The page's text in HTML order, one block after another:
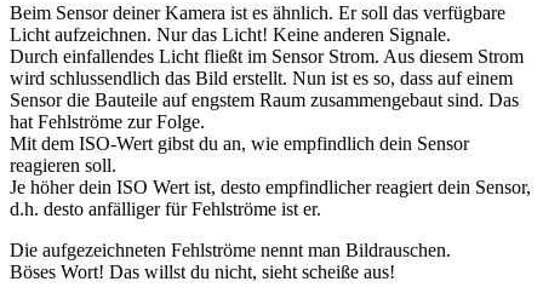
Beim Sensor deiner Kamera ist es ähnlich. Er soll das verfügbare
Licht aufzeichnen. Nur das Licht! Keine anderen Signale.
Durch einfallendes Licht fließt im Sensor Strom. Aus diesem Strom
wird schlussendlich das Bild erstellt. Nun ist es so, dass auf einem
Sensor die Bauteile auf engstem Raum zusammengebaut sind. Das
hat Fehlströme zur Folge.
Mit dem ISO-Wert gibst du an, wie empfindlich dein Sensor
reagieren soll.
Je höher dein ISO Wert ist, desto empfindlicher reagiert dein Sensor,
d.h. desto anfälliger für Fehlströme ist er.
Die aufgezeichneten Fehlströme nennt man Bildrauschen.
Böses Wort! Das willst du nicht, sieht scheiße aus!